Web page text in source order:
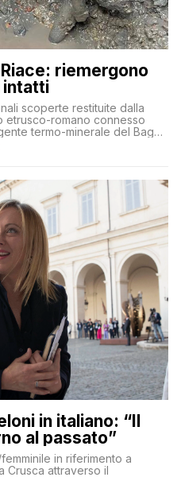
riemergono
intatti
scoperte restituite dalla
etrusco-romano connesso
termo-minerale del Bagno
in italiano: “Il
al passato”
in riferimento a
Crusca attraverso il